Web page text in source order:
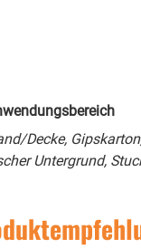
Decke,
Untergrund,